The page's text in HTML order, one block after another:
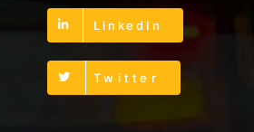
LinkedIn
Twitter